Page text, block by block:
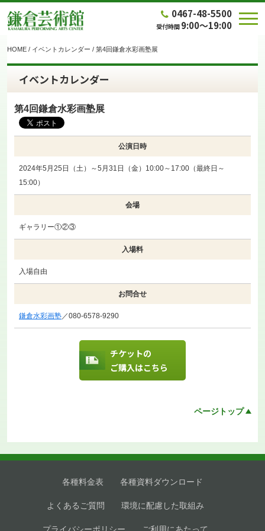
0467-48-5500
受付時間 9:00～19:00
HOME / イベントカレンダー / 第4回鎌倉水彩画塾展
チケットの
ご購入はこちら
イベントカレンダー
第4回鎌倉水彩画塾展
公演日時
2024年5月25日（土）～5月31日（金）10:00～17:00（最終日～
15:00）
会場
ギャラリー①②③
入場料
入場自由
お問合せ
鎌倉水彩画塾／080-6578-9290
ページトップ
各種料金表 各種資料ダウンロード
よくあるご質問 環境に配慮した取組み